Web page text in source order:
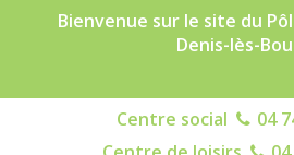
Bienvenue sur le site du
Denis-lès-
Centre social
04